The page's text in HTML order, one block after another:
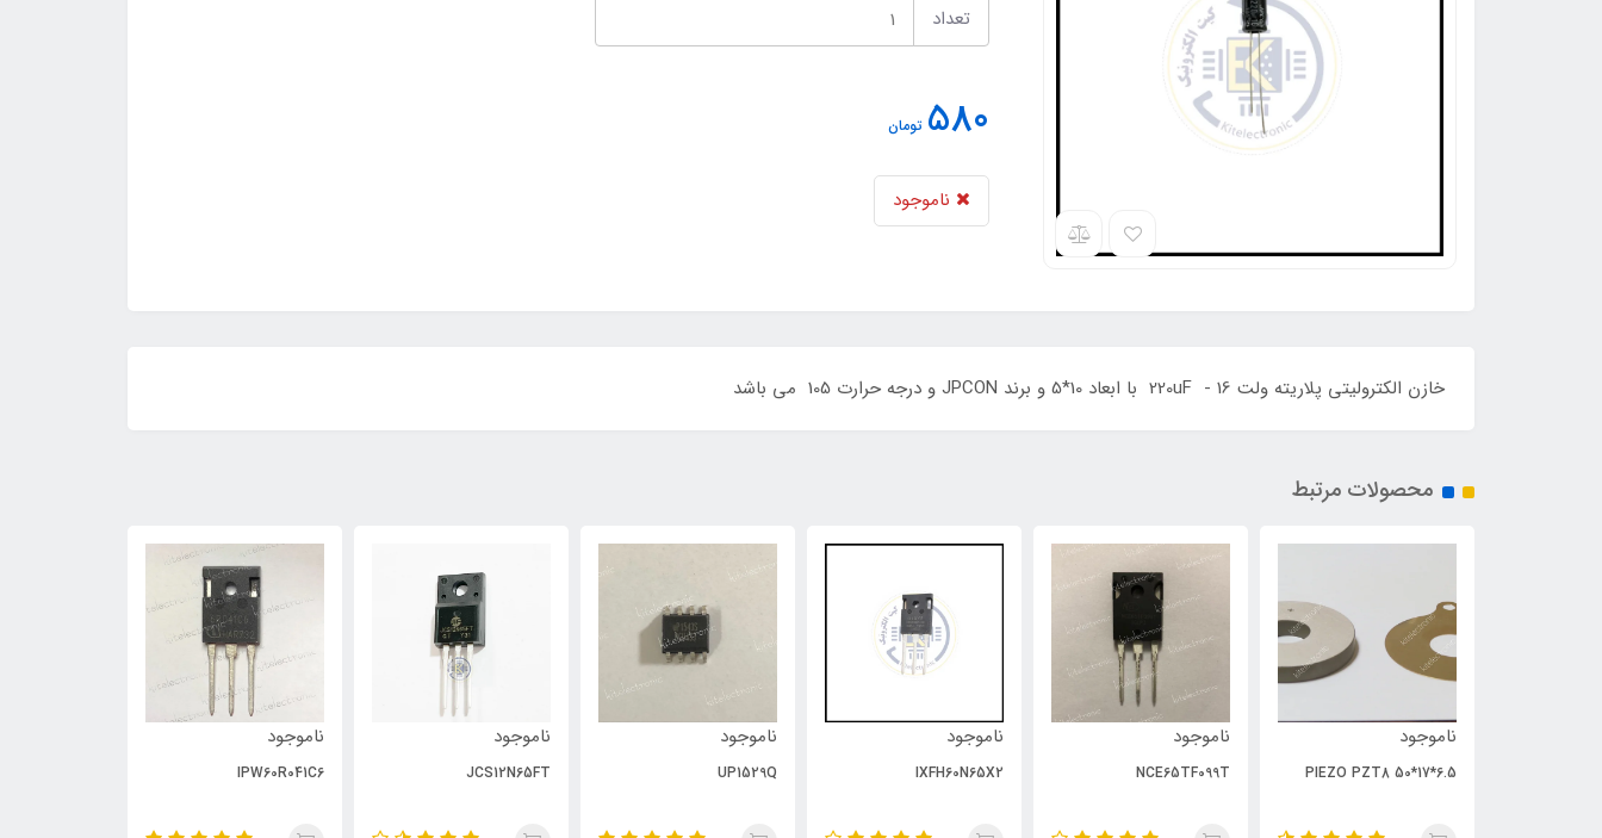
تعداد
580 تومان
ناموجود
خازن الکترولیتی پلاریته ولت 220uF - 16 با ابعاد 10*5 و برند JPCON و درجه حرارت 105 می باشد
محصولات مرتبط
ناموجود
PIEZO PZT8 50*17*6.5
ناموجود
NCE65TF099T
ناموجود
IXFH60N65X2
ناموجود
UP1529Q
ناموجود
JCS12N65FT
ناموجود
IPW60R041C6